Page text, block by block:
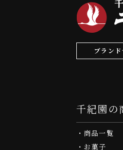
ブラン
千紀園の
商品一覧
お菓子